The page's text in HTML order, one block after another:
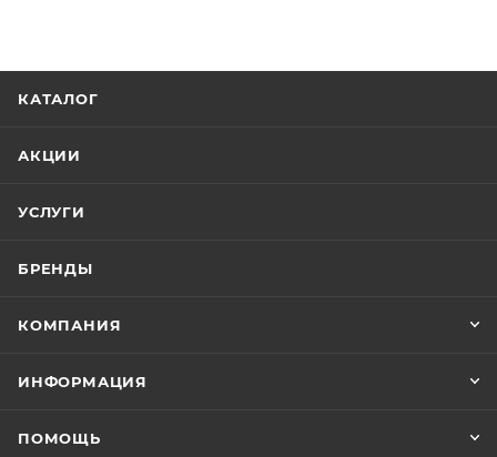
КАТАЛОГ
АКЦИИ
УСЛУГИ
БРЕНДЫ
КОМПАНИЯ
ИНФОРМАЦИЯ
ПОМОЩЬ